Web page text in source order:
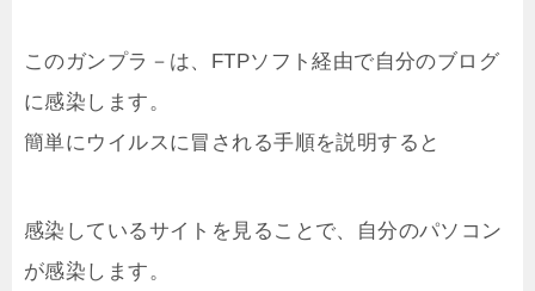
このガンプラ－は、FTPソフト経由で自分のブログ
に感染します。
簡単にウイルスに冒される手順を説明すると
感染しているサイトを見ることで、自分のパソコン
が感染します。